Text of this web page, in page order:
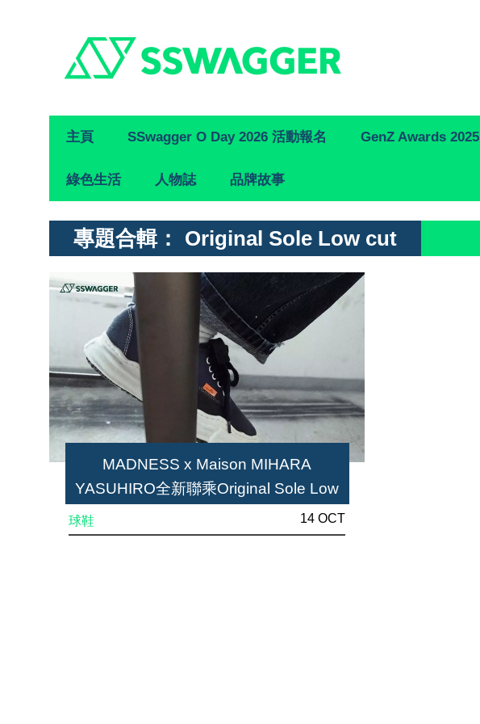
Primary
Navigation
主頁 SSwagger O Day 2026 活動報名 GenZ Awards 2025
綠色生活 人物誌 品牌故事
專題合輯： Original Sole Low cut
MADNESS x Maison MIHARA
YASUHIRO全新聯乘Original Sole Low
球鞋 14 OCT